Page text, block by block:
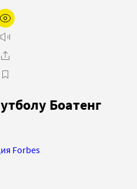
Боатенг
Forbes